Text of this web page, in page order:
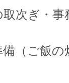
次ぎ・事
（ご飯の